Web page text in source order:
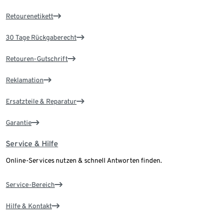
Retourenetikett
30 Tage Rückgaberecht
Retouren-Gutschrift
Reklamation
Ersatzteile & Reparatur
Garantie
Service & Hilfe
Online-Services nutzen & schnell Antworten finden.
Service-Bereich
Hilfe & Kontakt